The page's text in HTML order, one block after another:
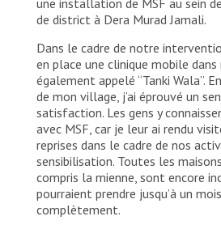
une installation de MSF au sein
de district à Dera Murad Jamali.
Dans le cadre de notre
en place une clinique mobile
également appelé “Tanki Wala”.
de mon village, j’ai éprouvé un
satisfaction. Les gens y
avec MSF, car je leur ai rendu
reprises dans le cadre de nos
sensibilisation. Toutes les
compris la mienne, sont encore
pourraient prendre jusqu’à un
complètement.